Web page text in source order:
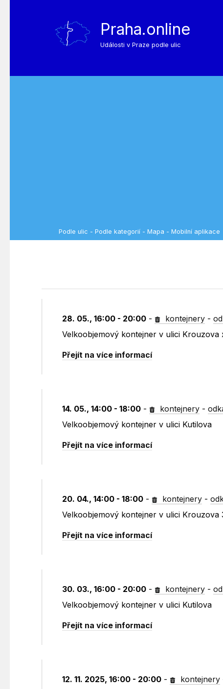
Praha.online
Události v Praze podle ulic
Podle ulic - Podle kategorií - Mapa - Mobilní aplikace
28. 05., 16:00 - 20:00 - kontejnery -
Velkoobjemový kontejner v ulici Krouzova
Přejít na více informací
14. 05., 14:00 - 18:00 - kontejnery -
Velkoobjemový kontejner v ulici Kutilova
Přejít na více informací
20. 04., 14:00 - 18:00 - kontejnery -
Velkoobjemový kontejner v ulici Krouzova
Přejít na více informací
30. 03., 16:00 - 20:00 - kontejnery -
Velkoobjemový kontejner v ulici Kutilova
Přejít na více informací
12. 11. 2025, 16:00 - 20:00 - kontejnery